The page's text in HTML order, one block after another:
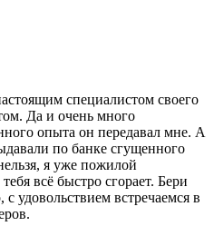
специалистом своего
Да и очень много
опыта он передавал мне. А
по банке сгущенного
я уже пожилой
всё быстро сгорает. Бери
встречаемся в